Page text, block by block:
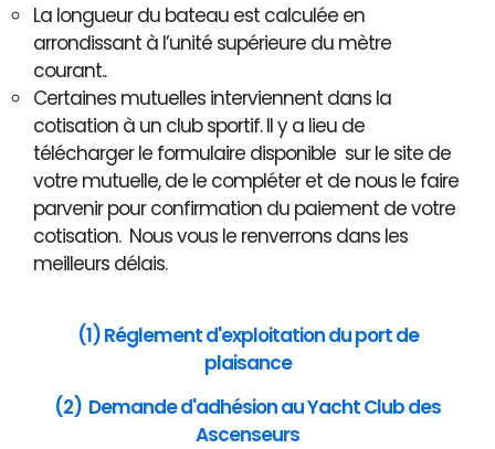
La longueur du bateau est calculée en
arrondissant à l’unité supérieure du mètre
courant..
Certaines mutuelles interviennent dans la
cotisation à un club sportif. Il y a lieu de
télécharger le formulaire disponible sur le site de
votre mutuelle, de le compléter et de nous le faire
parvenir pour confirmation du paiement de votre
cotisation. Nous vous le renverrons dans les
meilleurs délais.
(1) Réglement d'exploitation du port de
plaisance
(2) Demande d'adhésion au Yacht Club des
Ascenseurs